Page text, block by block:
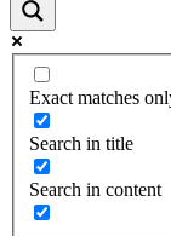
Exact matches
Search in title
Search in content